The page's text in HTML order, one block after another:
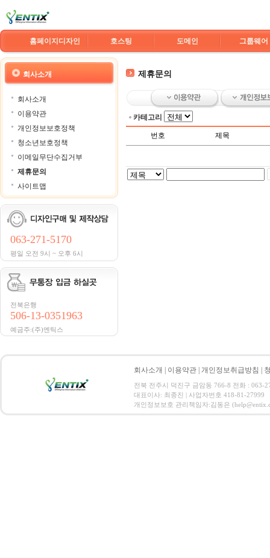
홈페이지디자인 호스팅 도메인 그룹웨어
회사소개
회사소개
이용약관
개인정보보호정책
청소년보호정책
이메일무단수집거부
제휴문의
사이트맵
063-271-5170
평일 오전 9시 ~ 오후 6시
전북은행
506-13-0351963
예금주:(주)엔틱스
제휴문의
카테고리
번호 제목
회사소개 이용약관 개인정보취급방침
전북 전주시 덕진구 금암동 766-8 전화 : 063-
대표이사: 최종진 | 사업자번호 418-81-27999
개인정보보호 관리책임자:김동은